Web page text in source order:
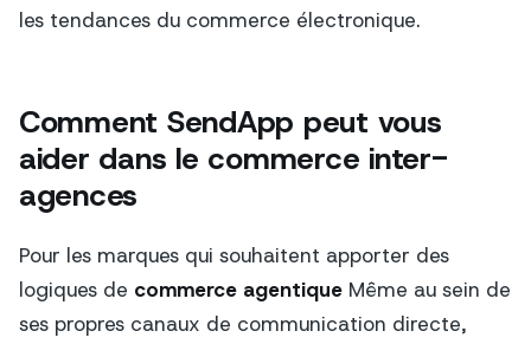
les tendances du commerce électronique.
Comment SendApp peut vous
aider dans le commerce inter-
agences
Pour les marques qui souhaitent apporter des
logiques de commerce agentique Même au sein de
ses propres canaux de communication directe,